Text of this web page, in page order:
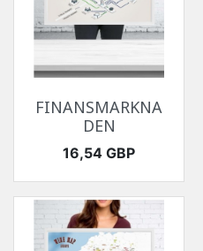
FINANSMARKNA
DEN
Pris
16,54 GBP